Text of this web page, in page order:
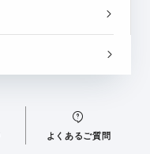
よくあるご質問